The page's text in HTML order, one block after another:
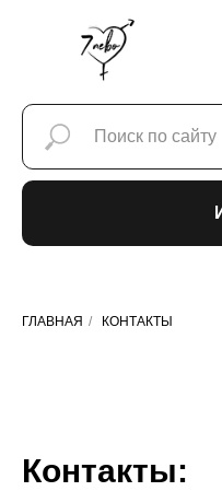
ГЛАВНАЯ / КОНТАКТЫ
Контакты: